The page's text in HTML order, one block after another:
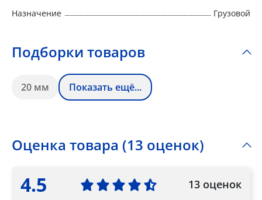
Назначение
Грузовой
Подборки товаров
20 мм Показать ещё...
Оценка товара (13 оценок)
4.5 13 оценок